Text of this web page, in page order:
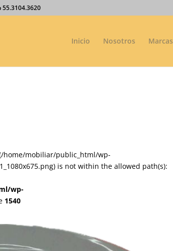
55.3104.3620
Inicio Nosotros Marcas
home/mobiliar/public_html/wp-
is not within the allowed path(s):
wp-
1540